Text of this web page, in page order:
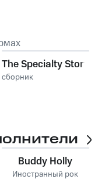
The Specialty Story
сборник
Buddy Holly
Иностранный рок